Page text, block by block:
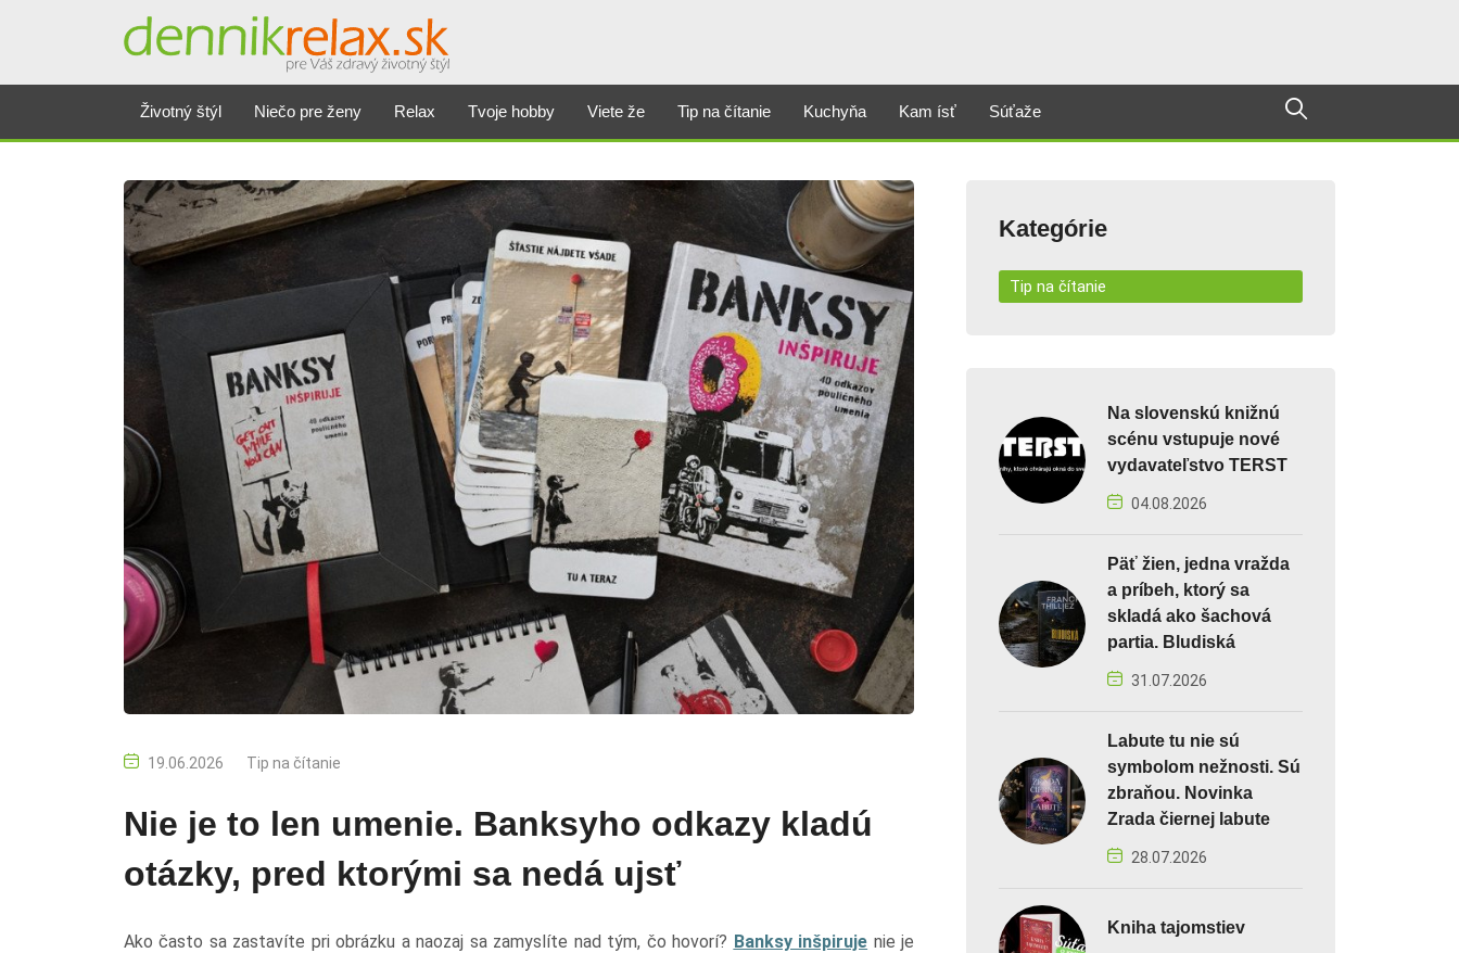
Životný štýl Niečo pre ženy Relax Tvoje hobby Viete že Tip na čítanie Kuchyňa Kam ísť Súťaže
19.06.2026 Tip na čítanie
Nie je to len umenie. Banksyho odkazy kladú
otázky, pred ktorými sa nedá ujsť
Ako často sa zastavíte pri obrázku a naozaj sa zamyslíte nad tým, čo hovorí? Banksy inšpiruje nie je
Kategórie
Tip na čítanie
Na slovenskú knižnú
scénu vstupuje nové
vydavateľstvo TERST
04.08.2026
Päť žien, jedna vražda
a príbeh, ktorý sa
skladá ako šachová
partia. Bludiská
31.07.2026
Labute tu nie sú
symbolom nežnosti. Sú
zbraňou. Novinka
Zrada čiernej labute
28.07.2026
Kniha tajomstiev